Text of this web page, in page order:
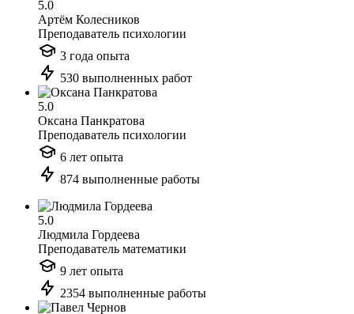
5.0
Артём Колесников
Преподаватель психологии
3 года опыта
530 выполненных работ
5.0
Оксана Панкратова
Преподаватель психологии
6 лет опыта
874 выполненные работы
5.0
Людмила Гордеева
Преподаватель математики
9 лет опыта
2354 выполненные работы